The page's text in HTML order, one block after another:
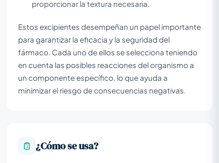
proporcionar la textura necesaria.
Estos excipientes desempeñan un papel importante
para garantizar la eficacia y la seguridad del
fármaco. Cada uno de ellos se selecciona teniendo
en cuenta las posibles reacciones del organismo a
un componente específico, lo que ayuda a
minimizar el riesgo de consecuencias negativas.
¿Cómo se usa?